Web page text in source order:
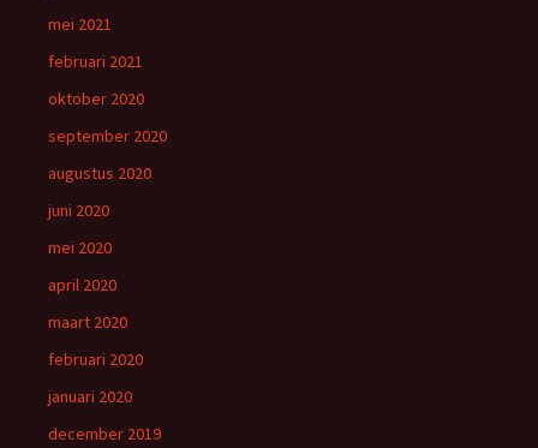
mei 2021
februari 2021
oktober 2020
september 2020
augustus 2020
juni 2020
mei 2020
april 2020
maart 2020
februari 2020
januari 2020
december 2019